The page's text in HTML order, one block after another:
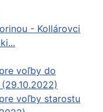
- Kollárovci
voľby do
voľby starostu